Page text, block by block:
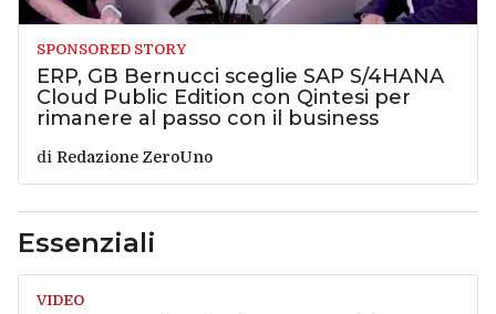
SPONSORED STORY
ERP, GB Bernucci sceglie SAP S/4HANA
Cloud Public Edition con Qintesi per
rimanere al passo con il business
di Redazione ZeroUno
Essenziali
VIDEO